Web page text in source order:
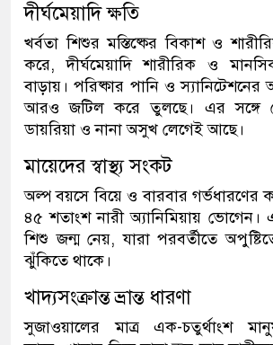
দীর্ঘমেয়াদি ক্ষতি
খর্বতা শিশুর মস্তিষ্কের বিকাশ ও
করে, দীর্ঘমেয়াদি শারীরিক ও
বাড়ায়। পরিষ্কার পানি ও
আরও জটিল করে তুলছে। এর সঙ্গে
ডায়রিয়া ও নানা অসুখ লেগেই আছে।
মায়েদের স্বাস্থ্য সংকট
অল্প বয়সে বিয়ে ও বারবার গর্ভধারণের
৪৫ শতাংশ নারী অ্যানিমিয়ায় ভোগেন।
শিশু জন্ম নেয়, যারা পরবর্তীতে
ঝুঁকিতে থাকে।
খাদ্যসংক্রান্ত ভ্রান্ত ধারণা
সুজাওয়ালের মাত্র এক-চতুর্থাংশ